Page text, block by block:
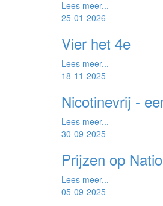
Lees meer...
25-01-2026
Vier het 4e
Lees meer...
18-11-2025
Nicotinevrij -
Lees meer...
30-09-2025
Prijzen op
Lees meer...
05-09-2025